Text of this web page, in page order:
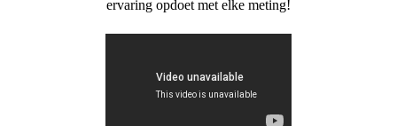
ervaring opdoet met elke meting!